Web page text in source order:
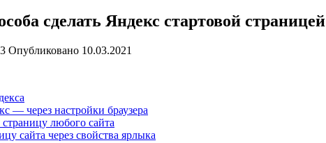
сделать Яндекс стартовой страницей
Опубликовано 10.03.2021
— через настройки браузера
любого сайта
сайта через свойства ярлыка